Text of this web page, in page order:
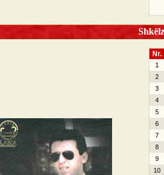
Nr.
1
2
3
4
5
6
7
8
9
10